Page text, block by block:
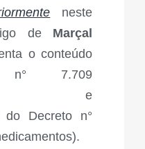
neste
de Marçal
o conteúdo
n° 7.709
e
do Decreto n°